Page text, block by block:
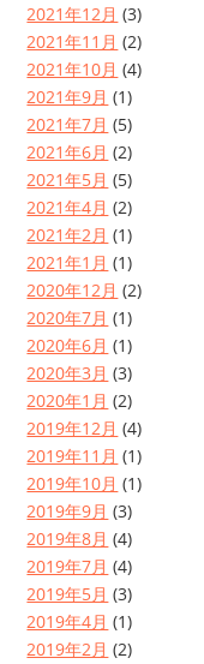
2021年12月 (3)
2021年11月 (2)
2021年10月 (4)
2021年9月 (1)
2021年7月 (5)
2021年6月 (2)
2021年5月 (5)
2021年4月 (2)
2021年2月 (1)
2021年1月 (1)
2020年12月 (2)
2020年7月 (1)
2020年6月 (1)
2020年3月 (3)
2020年1月 (2)
2019年12月 (4)
2019年11月 (1)
2019年10月 (1)
2019年9月 (3)
2019年8月 (4)
2019年7月 (4)
2019年5月 (3)
2019年4月 (1)
2019年2月 (2)